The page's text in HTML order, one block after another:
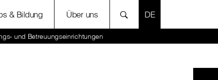
& Bildung Über uns SPRACHE
und Betreuungseinrichtungen